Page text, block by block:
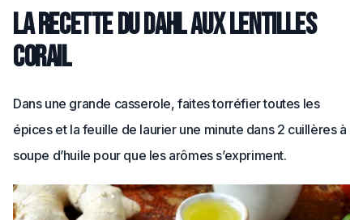
La recette du dahl aux lentilles
corail
Dans une grande casserole, faites torréfier toutes les
épices et la feuille de laurier une minute dans 2 cuillères à
soupe d’huile pour que les arômes s’expriment.